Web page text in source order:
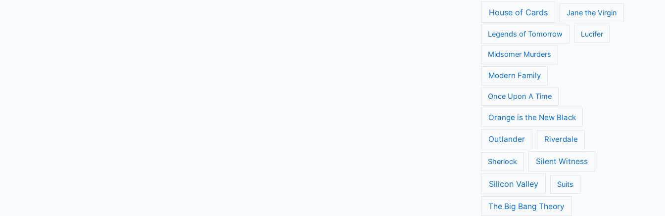
House of Cards Jane the Virgin
Legends of Tomorrow Lucifer
Midsomer Murders
Modern Family
Once Upon A Time
Orange is the New Black
Outlander Riverdale
Sherlock Silent Witness
Silicon Valley Suits
The Big Bang Theory